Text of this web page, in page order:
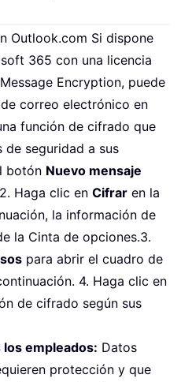
Outlook.com Si dispone
365 con una licencia
Encryption, puede
correo electrónico en
función de cifrado que
de seguridad a sus
botón Nuevo mensaje
Haga clic en Cifrar en la
la información de
la Cinta de opciones.3.
para abrir el cuadro de
4. Haga clic en
de cifrado según sus
empleados: Datos
protección y que